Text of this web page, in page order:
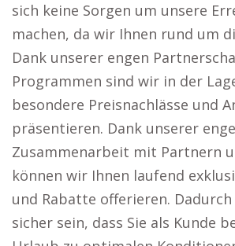
sich keine Sorgen um unsere
machen, da wir Ihnen rund um
Dank unserer engen
Programmen sind wir in der
besondere Preisnachlässe und
präsentieren. Dank unserer
Zusammenarbeit mit Partnern
können wir Ihnen laufend
und Rabatte offerieren. Dadurch
sicher sein, dass Sie als Kunde